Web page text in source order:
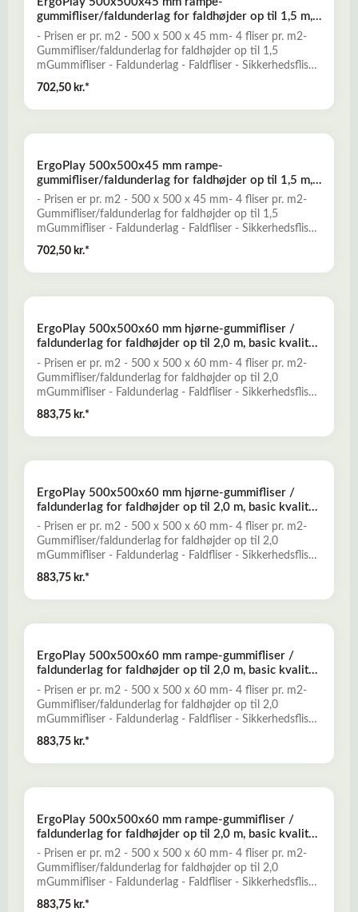
Miljøvenligt og ugiftigt- Mange forskellige dekorative
farver- Vanddrænende - permeabelt- Lav brandbarhedLæs
mere her om ErgoPlay gummifliser - faldunderlag
gummifliser/faldunderlag for faldhøjder op til 1,5 m,
basic kvalitet, rød
- Prisen er pr. m2 - 500 x 500 x 45 mm- 4 fliser pr. m2-
Gummifliser/faldunderlag for faldhøjder op til 1,5
mGummifliser - Faldunderlag - Faldfliser - Sikkerhedsfliser
traditionelle faldunderlag, og er konstrueret til at yde
optimal falddæmpning og skridsikkerhed for opnåelse af
prisbillig løsning, der kun kræver minimal vedligeholdelse.-
Miljøvenligt og ugiftigt- Mange forskellige dekorative
farver- Vanddrænende - permeabelt- Lav brandbarhedLæs
mere her om ErgoPlay gummifliser - faldunderlag
702,50 kr.*
ErgoPlay 500x500x45 mm rampe-
gummifliser/faldunderlag for faldhøjder op til 1,5 m,
basic kvalitet, sort
- Prisen er pr. m2 - 500 x 500 x 45 mm- 4 fliser pr. m2-
Gummifliser/faldunderlag for faldhøjder op til 1,5
mGummifliser - Faldunderlag - Faldfliser - Sikkerhedsfliser
- FaldgummiErgoPlay gummifliser er et godt alternativ til
traditionelle faldunderlag, og er konstrueret til at yde
optimal falddæmpning og skridsikkerhed for opnåelse af
Miljøvenligt og ugiftigt- Mange forskellige dekorative
farver- Vanddrænende - permeabelt- Lav brandbarhedLæs
mere her om ErgoPlay gummifliser - faldunderlag
702,50 kr.*
ErgoPlay 500x500x60 mm hjørne-gummifliser /
faldunderlag for faldhøjder op til 2,0 m, basic kvalitet,
rød
- Prisen er pr. m2 - 500 x 500 x 60 mm- 4 fliser pr. m2-
Gummifliser/faldunderlag for faldhøjder op til 2,0
mGummifliser - Faldunderlag - Faldfliser - Sikkerhedsfliser
traditionelle faldunderlag, og er konstrueret til at yde
optimal falddæmpning og skridsikkerhed for opnåelse af
prisbillig løsning, der kun kræver minimal vedligeholdelse.-
Miljøvenligt og ugiftigt- Mange forskellige dekorative
farver- Vanddrænende - permeabelt- Lav brandbarhedLæs
mere her om ErgoPlay gummifliser - faldunderlag
883,75 kr.*
ErgoPlay 500x500x60 mm hjørne-gummifliser /
faldunderlag for faldhøjder op til 2,0 m, basic kvalitet,
sort
- Prisen er pr. m2 - 500 x 500 x 60 mm- 4 fliser pr. m2-
Gummifliser/faldunderlag for faldhøjder op til 2,0
mGummifliser - Faldunderlag - Faldfliser - Sikkerhedsfliser
- FaldgummiErgoPlay gummifliser er et godt alternativ til
traditionelle faldunderlag, og er konstrueret til at yde
optimal falddæmpning og skridsikkerhed for opnåelse af
Miljøvenligt og ugiftigt- Mange forskellige dekorative
farver- Vanddrænende - permeabelt- Lav brandbarhedLæs
mere her om ErgoPlay gummifliser - faldunderlag
883,75 kr.*
ErgoPlay 500x500x60 mm rampe-gummifliser /
faldunderlag for faldhøjder op til 2,0 m, basic kvalitet,
rød
- Prisen er pr. m2 - 500 x 500 x 60 mm- 4 fliser pr. m2-
Gummifliser/faldunderlag for faldhøjder op til 2,0
mGummifliser - Faldunderlag - Faldfliser - Sikkerhedsfliser
traditionelle faldunderlag, og er konstrueret til at yde
optimal falddæmpning og skridsikkerhed for opnåelse af
prisbillig løsning, der kun kræver minimal vedligeholdelse.-
Miljøvenligt og ugiftigt- Mange forskellige dekorative
farver- Vanddrænende - permeabelt- Lav brandbarhedLæs
mere her om ErgoPlay gummifliser - faldunderlag
883,75 kr.*
ErgoPlay 500x500x60 mm rampe-gummifliser /
faldunderlag for faldhøjder op til 2,0 m, basic kvalitet,
sort
- Prisen er pr. m2 - 500 x 500 x 60 mm- 4 fliser pr. m2-
Gummifliser/faldunderlag for faldhøjder op til 2,0
mGummifliser - Faldunderlag - Faldfliser - Sikkerhedsfliser
- FaldgummiErgoPlay gummifliser er et godt alternativ til
883,75 kr.*